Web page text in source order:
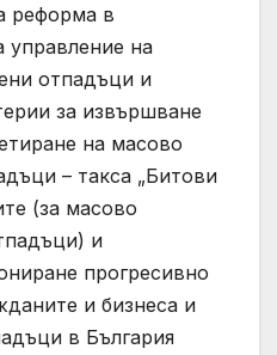
реформа в
управление на
отпадъци и
за извършване
на масово
– такса „Битови
(за масово
и
прогресивно
и бизнеса и
в България